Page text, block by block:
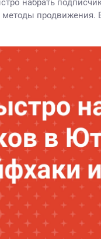
набрать
методы